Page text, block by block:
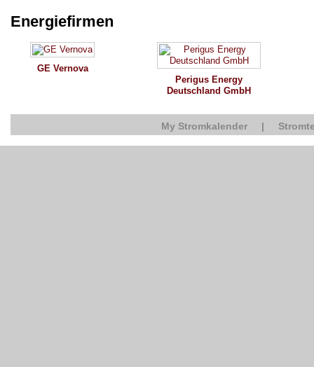
Energiefirmen
GE Vernova
Perigus Energy
Deutschland GmbH
My Stromkalender |